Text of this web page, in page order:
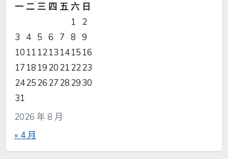
2026 年 8 月
一 二 三 四 五 六 日
1
2
3
4 5 6 7 8 9
10 11 1213 1415 16
17 18 1920212223
24252627282930
31
« 4 月